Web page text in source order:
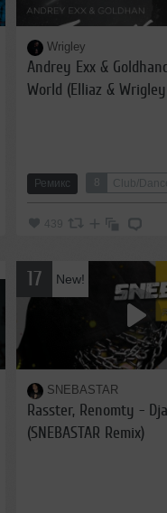
Wrigley
Andrey Exx &
World (Elliaz &
Ремикс 8 Club/
439
17 New!
SNEBASTAR
Rasster, Renomty -
(SNEBASTAR Remix)